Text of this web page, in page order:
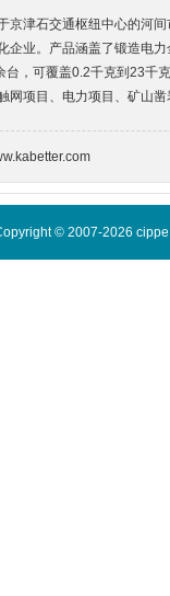
京津石交通枢纽中心的河
企业。产品涵盖了锻造电
台，可覆盖0.2千克到23千
网项目、电力项目、矿山
© 2007-2026